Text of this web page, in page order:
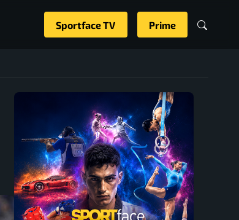
Sportface TV Prime